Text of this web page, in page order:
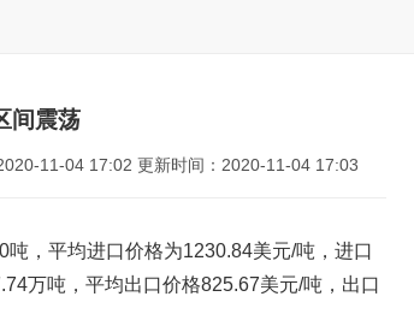
间震荡
11-04 17:02 更新时间：2020-11-04 17:03
，平均进口价格为1230.84美元/吨，进口
万吨，平均出口价格825.67美元/吨，出口